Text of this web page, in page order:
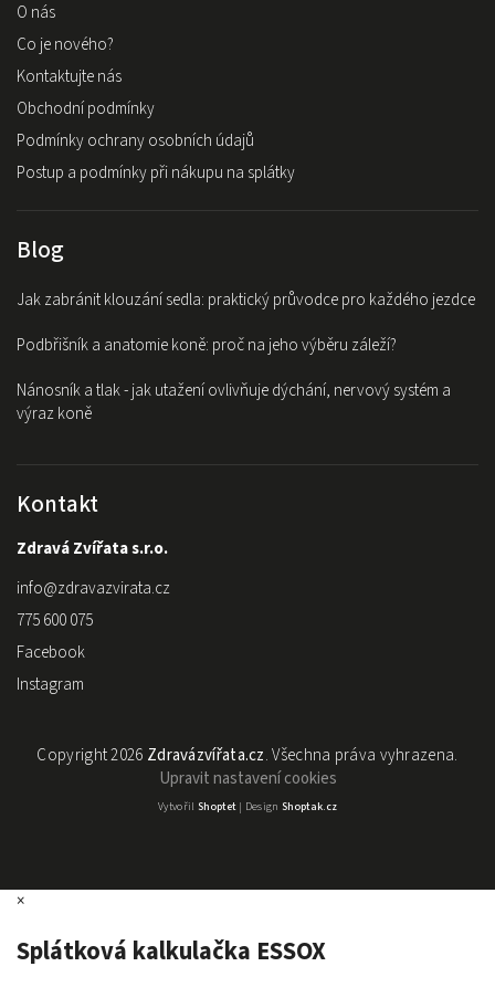
O nás
Co je nového?
Kontaktujte nás
Obchodní podmínky
Podmínky ochrany osobních údajů
Postup a podmínky při nákupu na splátky
Blog
Jak zabránit klouzání sedla: praktický průvodce pro každého jezdce
Podbřišník a anatomie koně: proč na jeho výběru záleží?
Nánosník a tlak - jak utažení ovlivňuje dýchání, nervový systém a
výraz koně
Kontakt
Zdravá Zvířata s.r.o.
info@zdravazvirata.cz
775 600 075
Facebook
Instagram
Copyright 2026 Zdravázvířata.cz. Všechna práva vyhrazena.
Upravit nastavení cookies
Vytvořil Shoptet| Design Shoptak.cz
×
Splátková kalkulačka ESSOX